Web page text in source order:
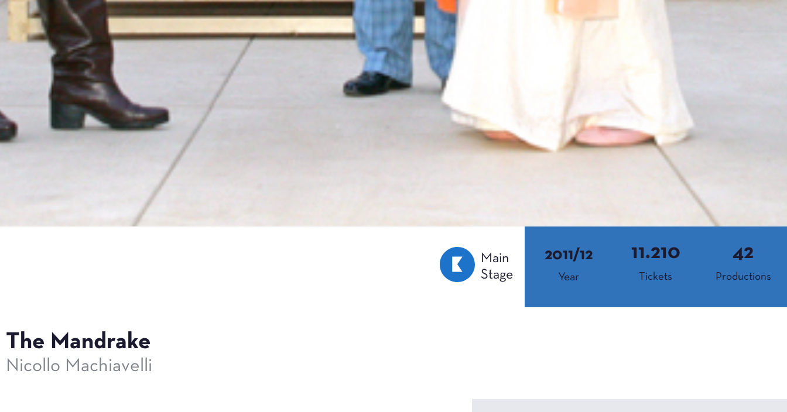
Main
Stage
2011/12
Year Tickets
11.210
Productions
42
The Mandrake
Nicollo Machiavelli